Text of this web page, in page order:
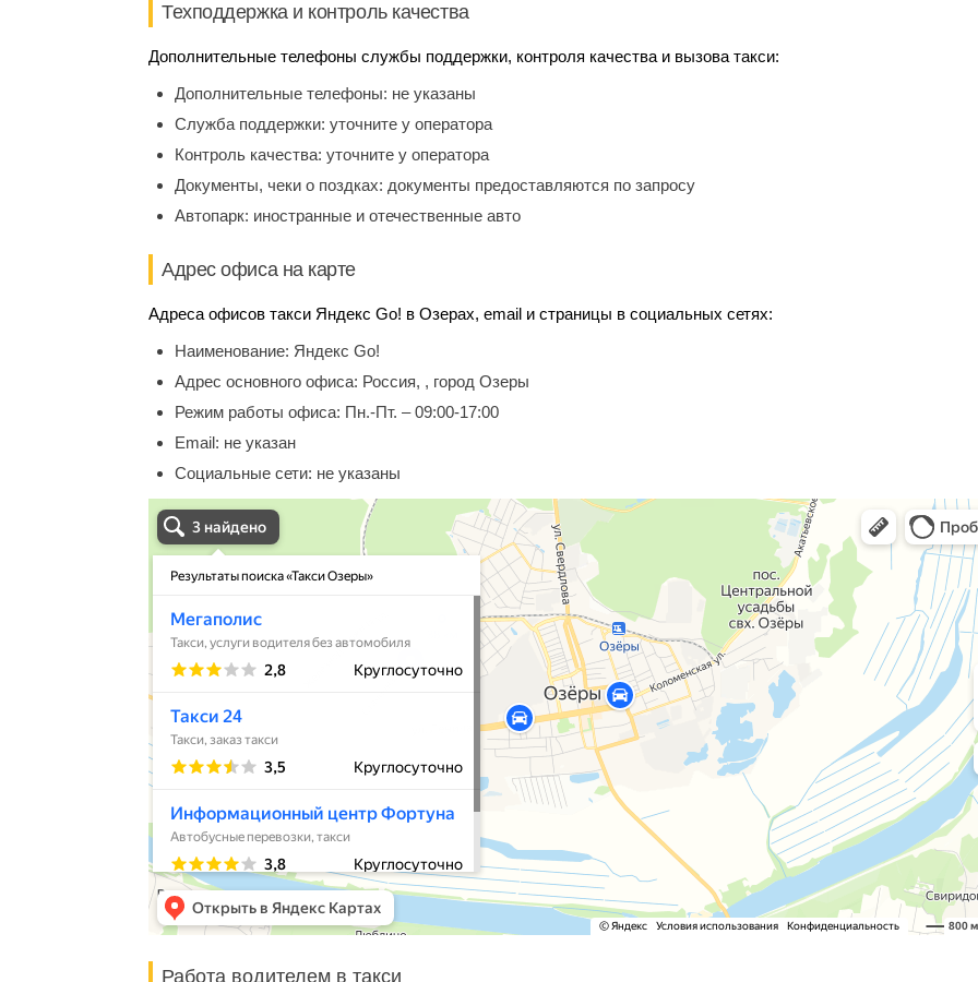
Техподдержка и контроль качества
Дополнительные телефоны службы поддержки, контроля качества и вызова такси:
Дополнительные телефоны: не указаны
Служба поддержки: уточните у оператора
Контроль качества: уточните у оператора
Документы, чеки о поздках: документы предоставляются по запросу
Автопарк: иностранные и отечественные авто
Адрес офиса на карте
Адреса офисов такси Яндекс Go! в Озерах, email и страницы в социальных сетях:
Наименование: Яндекс Go!
Адрес основного офиса: Россия, , город Озеры
Режим работы офиса: Пн.-Пт. – 09:00-17:00
Email: не указан
Социальные сети: не указаны
Работа водителем в такси